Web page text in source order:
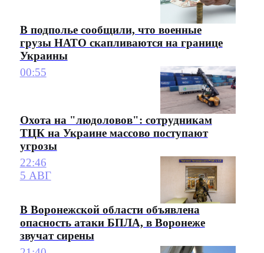
В подполье сообщили, что военные
грузы НАТО скапливаются на границе
Украины
00:55
Охота на "людоловов": сотрудникам
ТЦК на Украине массово поступают
угрозы
22:46
5 АВГ
В Воронежской области объявлена
опасность атаки БПЛА, в Воронеже
звучат сирены